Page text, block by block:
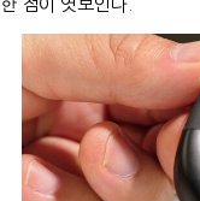
한 점이 엿보인다.